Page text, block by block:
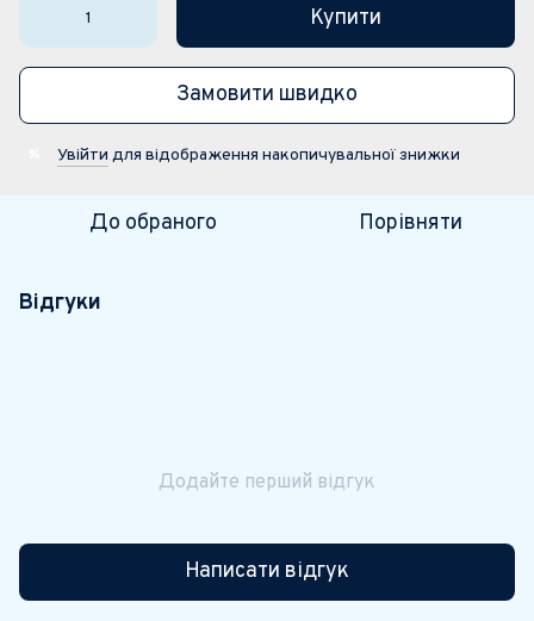
Купити
Замовити швидко
Увійти для відображення накопичувальної знижки
До обраного Порівняти
Відгуки
Додайте перший відгук
Написати відгук